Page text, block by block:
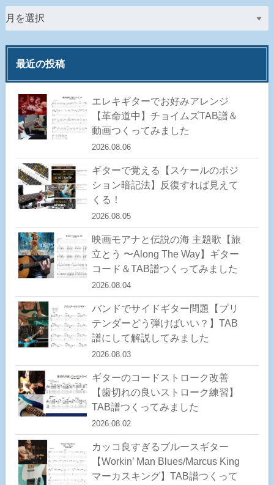
最近の投稿
エレキギターでお好みアレンジ
【革命道中】チョイムズTAB譜＆
動画つくってみました
2026.08.06
ギターで覚える【スケールのポジ
ション暗記法】反復すれば見えて
くる！
2026.08.05
映画モアナと伝説の海 主題歌【旅
立とう 〜Along The Way】ギター
コード＆TAB譜つくってみました
2026.08.04
バンドでサイドギター問題【プリ
テンダーどう弾けばいい？】TAB
譜にして解説してみました
2026.08.03
ギターのコードストローク改善
【歯切れの良いストローク練習】
TAB譜つくってみました
2026.08.02
カッコ良すぎるブルースギター
【Workin’ Man Blues/Marcus King
マーカスキング】TAB譜つくって